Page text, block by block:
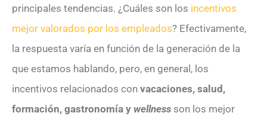
principales tendencias. ¿Cuáles son los incentivos
mejor valorados por los empleados? Efectivamente,
la respuesta varía en función de la generación de la
que estamos hablando, pero, en general, los
incentivos relacionados con vacaciones, salud,
formación, gastronomía y wellness son los mejor